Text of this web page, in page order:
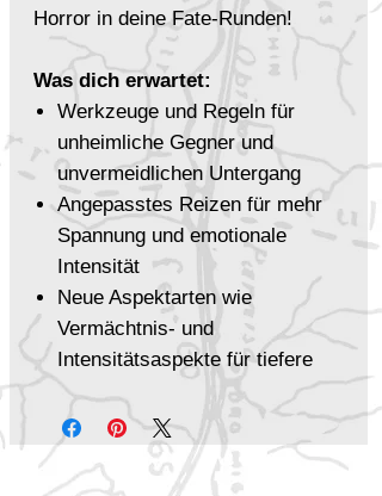
Horror in deine Fate-Runden!
Was dich erwartet:
Werkzeuge und Regeln für
unheimliche Gegner und
unvermeidlichen Untergang
Angepasstes Reizen für mehr
Spannung und emotionale
Intensität
Neue Aspektarten wie
Vermächtnis- und
Intensitätsaspekte für tiefere
Horrorelemente
Ein Kampagnenrahmen für
schaurige Geschichten – ideal
auch für jüngere Spieler